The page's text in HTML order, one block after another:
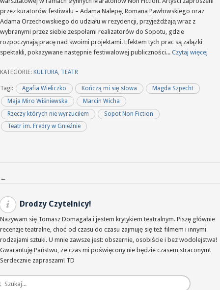
przez kuratorów festiwalu – Adama Nalepę, Romana Pawłowskiego oraz
Adama Orzechowskiego do udziału w rezydencji, przyjeżdżają wraz z
wybranymi przez siebie zespołami realizatorów do Sopotu, gdzie
rozpoczynają pracę nad swoimi projektami. Efektem tych prac są zalążki
spektakli, pokazywane następnie festiwalowej publiczności... Czytaj więcej
KATEGORIE: KULTURA TEATR
Tagi: Agafia Wieliczko Kończą mi się słowa
Magda Szpecht
Maja Miro Wiśniewska
Marcin Wicha
Rzeczy których nie wyrzuciłem
Sopot Non Fiction
Teatr im. Fredry w Gnieźnie
Nawigacja po wpisach
←
Drodzy Czytelnicy!
Nazywam się Tomasz Domagała i jestem krytykiem teatralnym. Piszę głównie
recenzje teatralne, choć od czasu do czasu zajmuję się też filmem i innymi
rodzajami sztuki. U mnie zawsze jest: obszernie, osobiście i bez wodolejstwa!
Gwarantuję Państwu, że czas mi poświęcony nie będzie czasem straconym!
Serdecznie zapraszam! TD